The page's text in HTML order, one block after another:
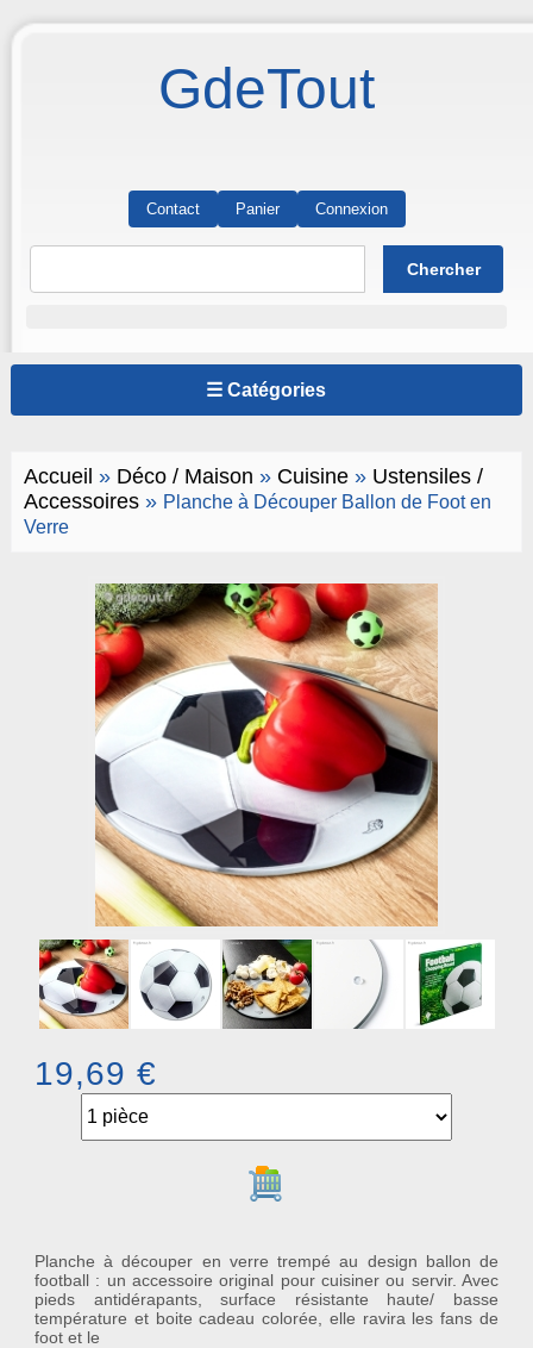
GdeTout
Contact Panier Connexion
☰ Catégories
Accueil » Déco / Maison » Cuisine» Ustensiles /
Accessoires» Planche à Découper Ballon de Foot en
Verre
19,69 €
Ajouter au panier
Planche à découper en verre trempé au design ballon de
football : un accessoire original pour cuisiner ou servir. Avec
pieds antidérapants, surface résistante haute/ basse
température et boite cadeau colorée, elle ravira les fans de
foot et le